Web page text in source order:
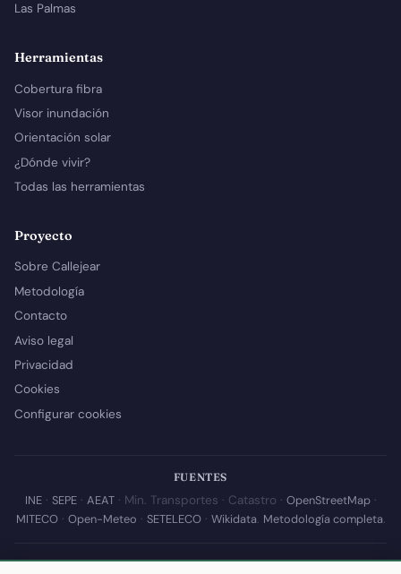
Las Palmas
Herramientas
Cobertura fibra
Visor inundación
Orientación solar
¿Dónde vivir?
Todas las herramientas
Proyecto
Sobre Callejear
Metodología
Contacto
Aviso legal
Privacidad
Cookies
Configurar cookies
FUENTES
INE· SEPE· AEAT· Min. Transportes · Catastro · OpenStreetMap·
MITECO· Open-Meteo · SETELECO· Wikidata. Metodología completa.
© 2026 Callejear.com — Directorio municipal de España con datos